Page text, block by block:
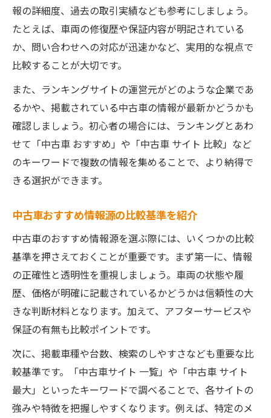
報の詳細度、過去の取引実績なども参考にしましょう。
たとえば、車両の修復歴や保証内容が明記されている
か、問い合わせへの対応が迅速かなど、実用的な視点で
比較することが大切です。
また、ランキングサイトの運営元がどのような企業であ
るかや、掲載されている中古車の情報が最新かどうかも
確認しましょう。初心者の場合には、ランキングとあわ
せて「中古車 おすすめ」や「中古車 サイト 比較」など
のキーワードで複数の情報を集めることで、より納得で
きる選択ができます。
中古車おすすめ情報源の比較基準を紹介
中古車のおすすめ情報源を選ぶ際には、いくつかの比較
基準を押さえておくことが重要です。まず第一に、情報
の正確性と透明性を重視しましょう。車両の状態や履
歴、価格が明確に記載されているかどうかは信頼性の大
きな判断材料となります。加えて、アフターサービスや
保証の有無も比較ポイントです。
次に、掲載車種や台数、検索のしやすさなども重要な比
較基準です。「中古車サイト 一覧」や「中古車 サイト
最大」といったキーワードで調べることで、各サイトの
強みや特徴を把握しやすくなります。例えば、特定のメ